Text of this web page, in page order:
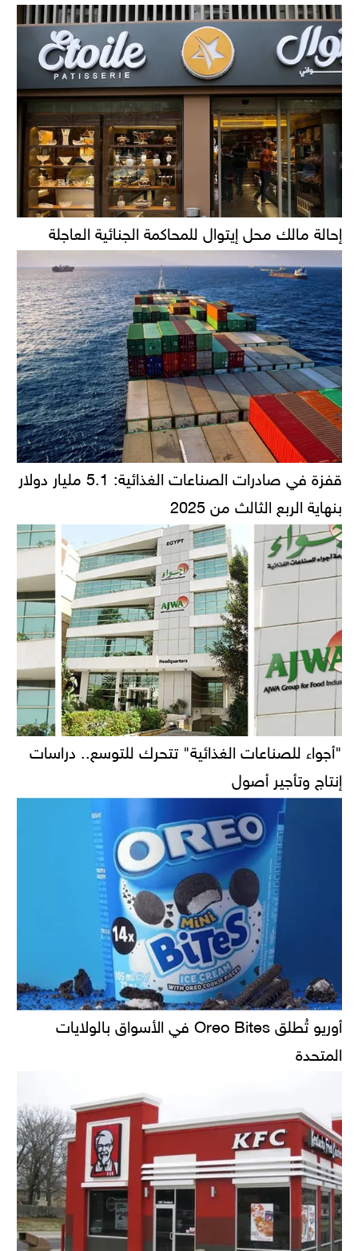
إحالة مالك محل إيتوال للمحاكمة الجنائية العاجلة
قفزة في صادرات الصناعات الغذائية: 5.1 مليار دولار
بنهاية الربع الثالث من 2025
"أجواء للصناعات الغذائية" تتحرك للتوسع.. دراسات
إنتاج وتأجير أصول
أوريو تُطلق Oreo Bites في الأسواق بالولايات
المتحدة